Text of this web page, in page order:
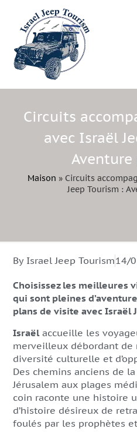
Circuits
avec Israël
Maison » Circuits
Jeep Tourism :
By Israel Jeep Tourism14/
Choisissez les meilleures
qui sont pleines
plans de visite avec Israël
Israëlaccueille les
merveilleux débordant de
diversité culturelle et
Des chemins anciens de
Jérusalem aux plages
coin raconte une histoire
d’histoire désireux de
foulés par les prophètes